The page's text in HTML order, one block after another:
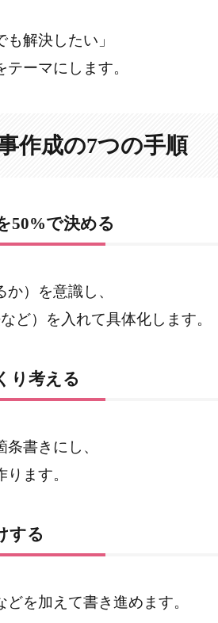
も解決したい」
ーマにします。
作成の7つの手順
50%で決める
）を意識し、
ど）を入れて具体化します。
り考える
書きにし、
ます。
する
を加えて書き進めます。